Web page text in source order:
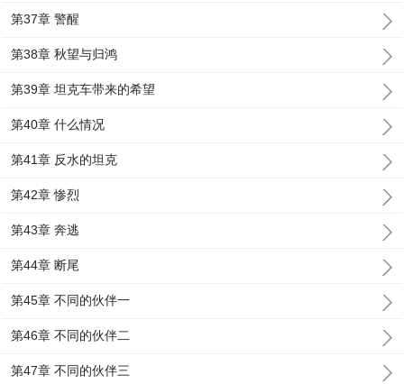
第37章 警醒
第38章 秋望与归鸿
第39章 坦克车带来的希望
第40章 什么情况
第41章 反水的坦克
第42章 惨烈
第43章 奔逃
第44章 断尾
第45章 不同的伙伴一
第46章 不同的伙伴二
第47章 不同的伙伴三